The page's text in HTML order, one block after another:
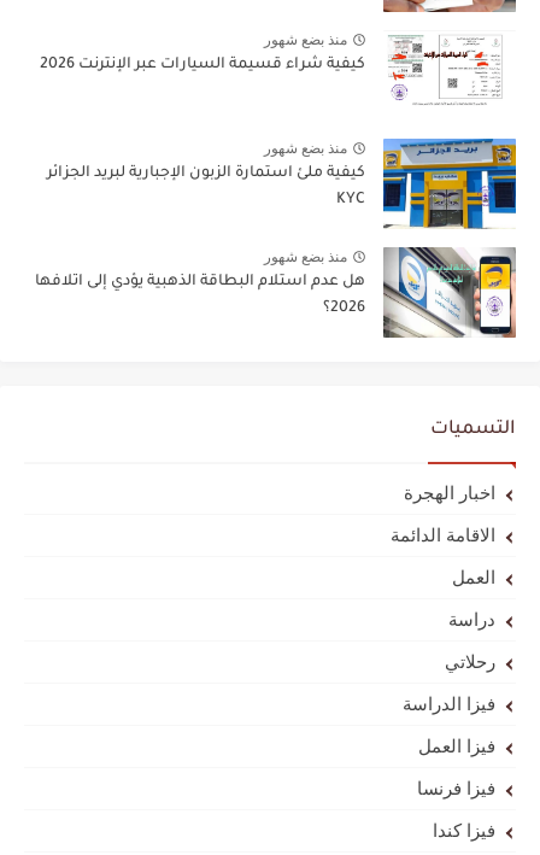
منذ بضع شهور
كيفية شراء قسيمة السيارات عبر الإنترنت 2026
منذ بضع شهور
كيفية ملئ استمارة الزبون الإجبارية لبريد الجزائر
KYC
منذ بضع شهور
هل عدم استلام البطاقة الذهبية يؤدي إلى اتلافها
2026؟
التسميات
اخبار الهجرة
الاقامة الدائمة
العمل
دراسة
رحلاتي
فيزا الدراسة
فيزا العمل
فيزا فرنسا
فيزا كندا